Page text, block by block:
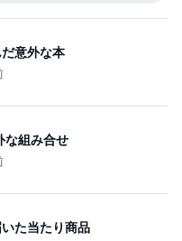
意外な本
な組み合せ
た当たり商品